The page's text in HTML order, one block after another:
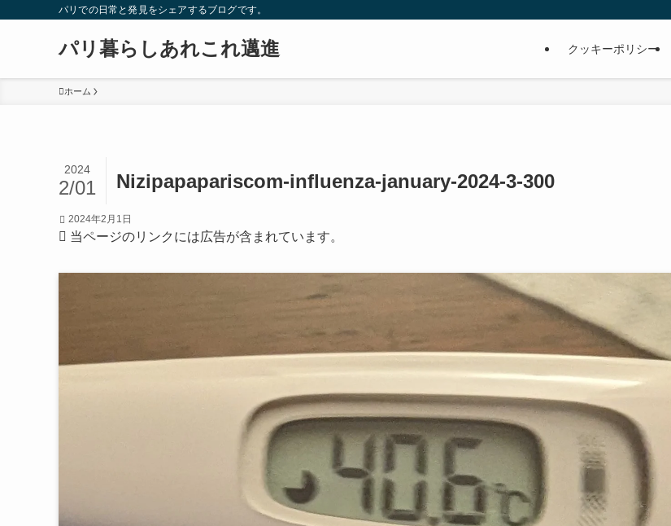
パリでの日常と発見をシェアするブログです。
パリ暮らしあれこれ邁進 クッキーポリシー
ホーム
Nizipapapariscom-influenza-january-2024-3-300
2024
2/01
2024年2月1日
当ページのリンクには広告が含まれています。